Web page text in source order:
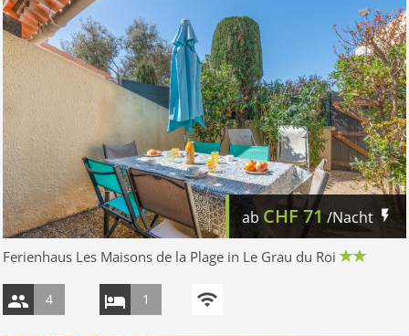
ab CHF 71/Nacht
Ferienhaus Les Maisons de la Plage in Le Grau du Roi
4 1